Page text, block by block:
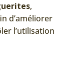
,
d’améliorer
l’utilisation